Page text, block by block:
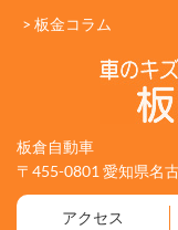
> 板金コラム
板倉自動車
〒455-0801 愛知県名
アクセス